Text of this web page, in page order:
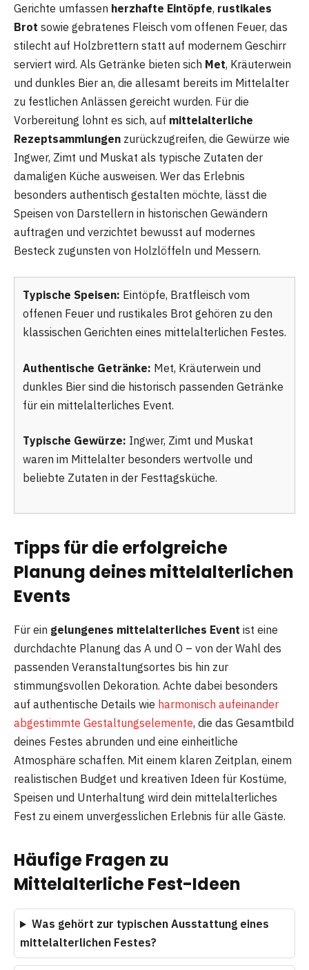
Gerichte umfassen herzhafte Eintöpfe, rustikales
Brot sowie gebratenes Fleisch vom offenen Feuer, das
stilecht auf Holzbrettern statt auf modernem Geschirr
serviert wird. Als Getränke bieten sich Met, Kräuterwein
und dunkles Bier an, die allesamt bereits im Mittelalter
zu festlichen Anlässen gereicht wurden. Für die
Vorbereitung lohnt es sich, auf mittelalterliche
Rezeptsammlungen zurückzugreifen, die Gewürze wie
Ingwer, Zimt und Muskat als typische Zutaten der
damaligen Küche ausweisen. Wer das Erlebnis
besonders authentisch gestalten möchte, lässt die
Speisen von Darstellern in historischen Gewändern
auftragen und verzichtet bewusst auf modernes
Besteck zugunsten von Holzlöffeln und Messern.
Typische Speisen: Eintöpfe, Bratfleisch vom
offenen Feuer und rustikales Brot gehören zu den
klassischen Gerichten eines mittelalterlichen Festes.
Authentische Getränke: Met, Kräuterwein und
dunkles Bier sind die historisch passenden Getränke
für ein mittelalterliches Event.
Typische Gewürze: Ingwer, Zimt und Muskat
waren im Mittelalter besonders wertvolle und
beliebte Zutaten in der Festtagsküche.
Tipps für die erfolgreiche
Planung deines mittelalterlichen
Events
Für ein gelungenes mittelalterliches Event ist eine
durchdachte Planung das A und O – von der Wahl des
passenden Veranstaltungsortes bis hin zur
stimmungsvollen Dekoration. Achte dabei besonders
auf authentische Details wie harmonisch aufeinander
abgestimmte Gestaltungselemente, die das Gesamtbild
deines Festes abrunden und eine einheitliche
Atmosphäre schaffen. Mit einem klaren Zeitplan, einem
realistischen Budget und kreativen Ideen für Kostüme,
Speisen und Unterhaltung wird dein mittelalterliches
Fest zu einem unvergesslichen Erlebnis für alle Gäste.
Häufige Fragen zu
Mittelalterliche Fest-Ideen
Was gehört zur typischen Ausstattung eines
mittelalterlichen Festes?